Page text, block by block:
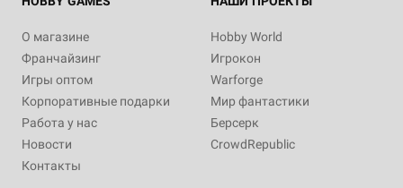
О магазине
Франчайзинг
Игры оптом
Корпоративные подарки
Работа у нас
Новости
Контакты
Hobby World
Игрокон
Warforge
Мир фантастики
Берсерк
CrowdRepublic